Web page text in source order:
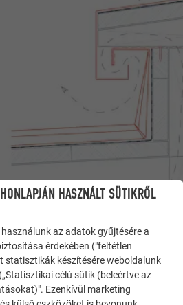
GERINCKIALAKÍTÁS
HASZNÁLT SÜTIKRŐL
az adatok gyűjtésére a
érdekében ("feltétlen
statisztikák készítésére weboldalunk
célú sütik (beleértve az
Ezenkívül marketing